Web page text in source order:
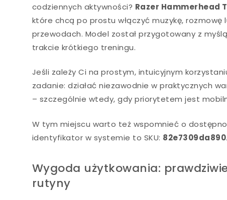
codziennych aktywności? Razer Hammerhead
które chcą po prostu włączyć muzykę,
przewodach. Model został przygotowany z
trakcie krótkiego treningu.
Jeśli zależy Ci na prostym, intuicyjnym
zadanie: działać niezawodnie w praktycznych
– szczególnie wtedy, gdy priorytetem jest
W tym miejscu warto też wspomnieć o
identyfikator w systemie to SKU: 82e7309da890.
Wygoda użytkowania:
rutyny